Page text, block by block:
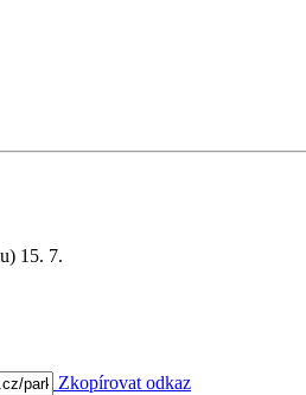
15. 7.
Zkopírovat odkaz